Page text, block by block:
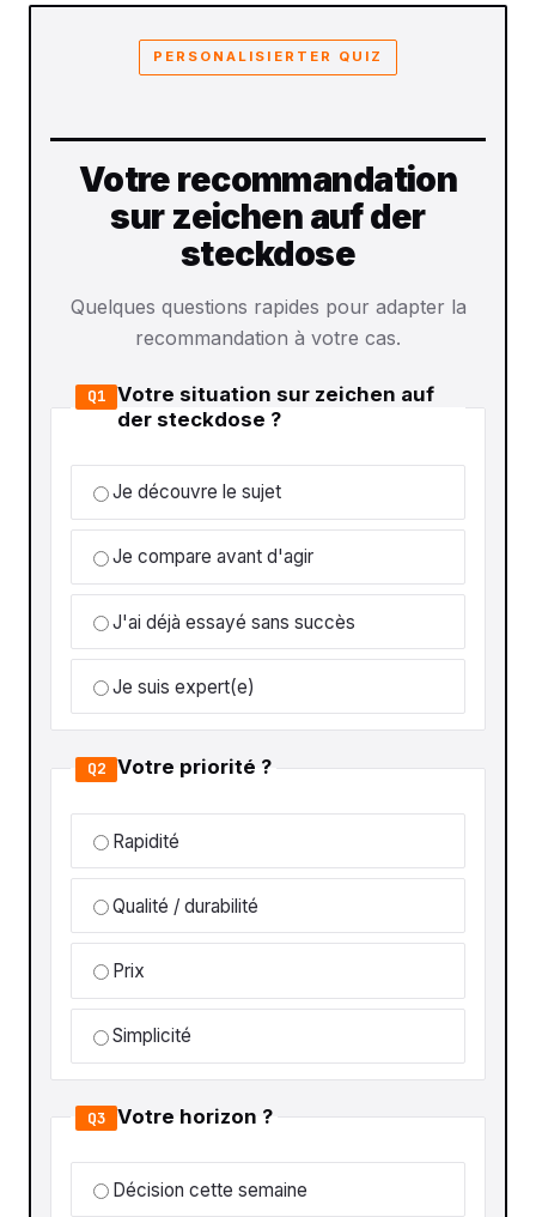
PERSONALISIERTER QUIZ
Votre recommandation
sur zeichen auf der
steckdose
Quelques questions rapides pour adapter la
recommandation à votre cas.
Q1 Votre situation sur zeichen auf
der steckdose ?
Je découvre le sujet
Je compare avant d'agir
J'ai déjà essayé sans succès
Je suis expert(e)
Q2 Votre priorité ?
Rapidité
Qualité / durabilité
Prix
Simplicité
Q3 Votre horizon ?
Décision cette semaine